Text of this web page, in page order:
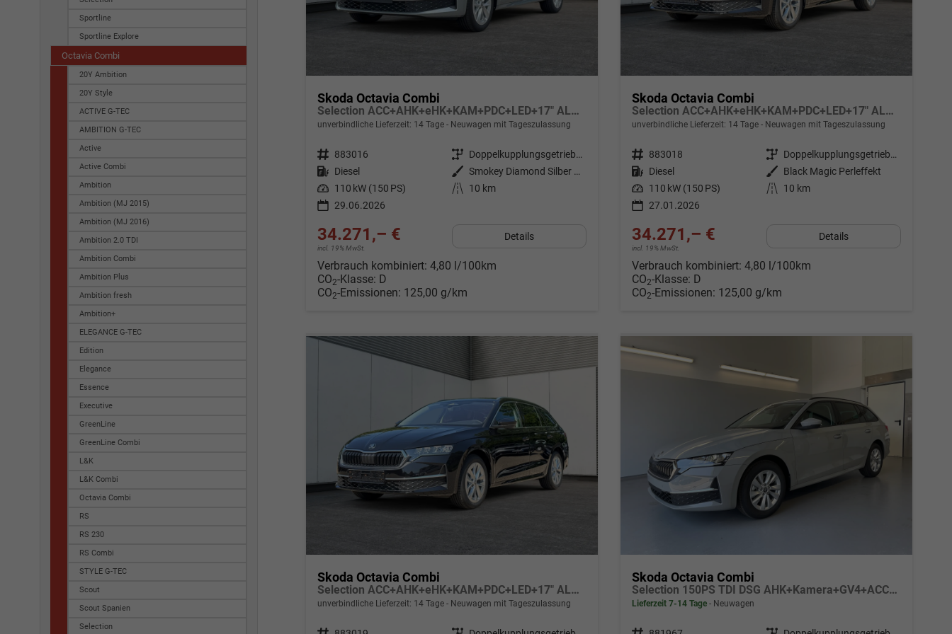
Skoda Octavia Combi
Selection ACC+AHK+eHK+KAM+PDC+LED+17" ALU+SHZ
unverbindliche Lieferzeit: 14 Tage Neuwagen mit Tageszulassung
Fahrzeugnr. 883016 Getriebe
Doppelkupplungsgetriebe (DSG)
Kraftstoff Diesel Außenfarbe
Smokey Diamond Silber Metallic
Leistung 110 kW (150 PS) Kilometerstand
10 km
29.06.2026
34.271,– €
incl. 19% MwSt.
Details
Verbrauch kombiniert: 4,80 l/100km
CO2-Klasse: D
CO2-Emissionen: 125,00 g/km
Skoda Octavia Combi
Selection ACC+AHK+eHK+KAM+PDC+LED+17" ALU+SHZ
unverbindliche Lieferzeit: 14 Tage Neuwagen mit Tageszulassung
Fahrzeugnr. 883018 Getriebe
Doppelkupplungsgetriebe (DSG)
Kraftstoff Diesel Außenfarbe
Black Magic Perleffekt
Leistung 110 kW (150 PS) Kilometerstand
10 km
27.01.2026
34.271,– €
incl. 19% MwSt.
Details
Verbrauch kombiniert: 4,80 l/100km
CO2-Klasse: D
CO2-Emissionen: 125,00 g/km
Skoda Octavia Combi
Selection ACC+AHK+eHK+KAM+PDC+LED+17" ALU+SHZ
unverbindliche Lieferzeit: 14 Tage Neuwagen mit Tageszulassung
Skoda Octavia Combi
Selection 150PS TDI DSG AHK+Kamera+GV4+ACC+TravelAssist+Sunset+Alu+LightAssist
Lieferzeit 7-14 Tage Neuwagen
Sportline
Sportline Explore
Octavia Combi
20Y Ambition
20Y Style
ACTIVE G-TEC
AMBITION G-TEC
Active
Active Combi
Ambition
Ambition (MJ 2015)
Ambition (MJ 2016)
Ambition 2.0 TDI
Ambition Combi
Ambition Plus
Ambition fresh
Ambition+
ELEGANCE G-TEC
Edition
Elegance
Essence
Executive
GreenLine
GreenLine Combi
L&K
L&K Combi
Octavia Combi
RS
RS 230
RS Combi
STYLE G-TEC
Scout
Scout Spanien
Selection